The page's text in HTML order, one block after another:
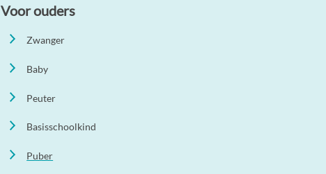
Voor ouders
Zwanger
Baby
Peuter
Basisschoolkind
Puber